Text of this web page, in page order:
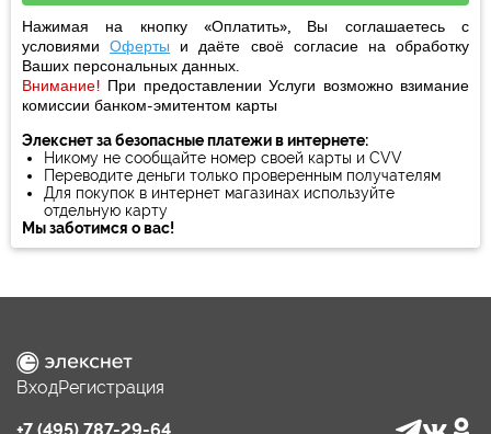
Нажимая на кнопку «Оплатить», Вы соглашаетесь с
условиямиОферты и даёте своё согласиена обработку
Ваших персональных данных.
Внимание! При предоставлении Услуги возможно взимание
комиссии банком-эмитентом карты
Элекснет за безопасные платежи в интернете:
Никому не сообщайте номер своей карты и CVV
Переводите деньги только проверенным получателям
Для покупок в интернет магазинах используйте
отдельную карту
Мы заботимся о вас!
ВходРегистрация